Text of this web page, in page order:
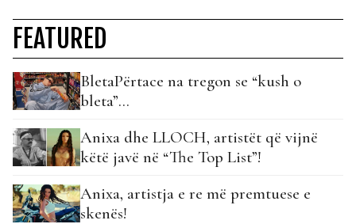
FEATURED
BletaPërtace na tregon se “kush o
bleta”…
Anixa dhe LLOCH, artistët që vijnë
këtë javë në “The Top List”!
Anixa, artistja e re më premtuese e
skenës!